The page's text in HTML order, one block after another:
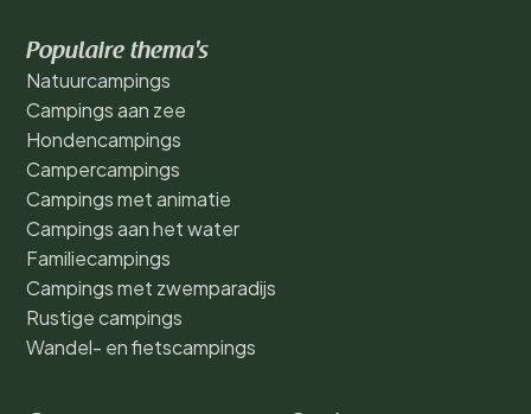
Populaire thema's
Natuurcampings
Campings aan zee
Hondencampings
Campercampings
Campings met animatie
Campings aan het water
Familiecampings
Campings met zwemparadijs
Rustige campings
Wandel- en fietscampings